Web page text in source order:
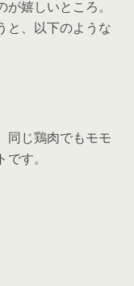
嬉しいところ。
と、以下のような
同じ鶏肉でもモモ
す。